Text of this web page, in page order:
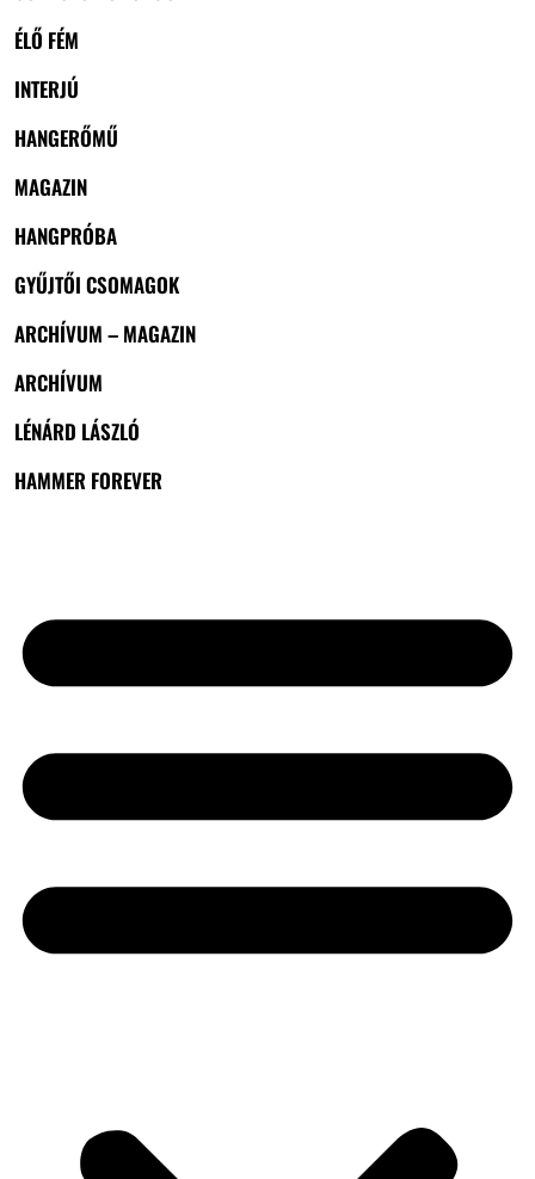
ÉLŐ FÉM
INTERJÚ
HANGERŐMŰ
MAGAZIN
HANGPRÓBA
GYŰJTŐI CSOMAGOK
ARCHÍVUM – MAGAZIN
ARCHÍVUM
LÉNÁRD LÁSZLÓ
HAMMER FOREVER